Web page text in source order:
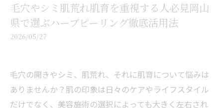
毛穴やシミ肌荒れ肌育を重視する人必見岡山
県で選ぶハーブピーリング徹底活用法
2026/05/27
毛穴の開きやシミ、肌荒れ、それに肌育について悩みは
ありませんか？肌の印象は日々のケアやライフスタイル
だけでなく、美容施術の選択によっても大きく左右され